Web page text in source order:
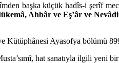
başka küçük hadîs-i şerîf
Ahbâr ve Eş’âr ve
Kütüphânesi Ayasofya bölümü
hat sanatıyla ilgili yeni